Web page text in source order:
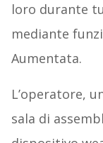
loro durante
mediante
Aumentata.
L’operatore,
sala di